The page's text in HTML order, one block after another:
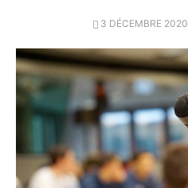
POSTED
3 DÉCEMBRE 2020